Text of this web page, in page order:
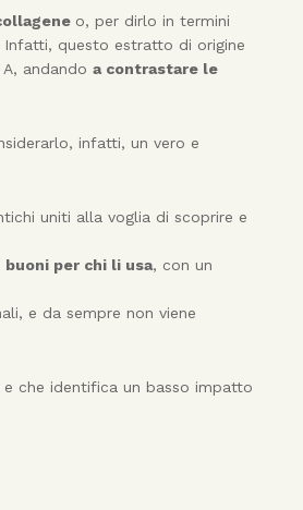
o, per dirlo in termini
questo estratto di origine
andando a contrastare le
infatti, un vero e
uniti alla voglia di scoprire e
buoni per chi li usa, con un
e da sempre non viene
che identifica un basso impatto